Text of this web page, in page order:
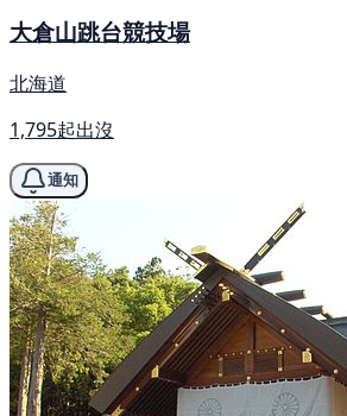
大倉山跳台競技場
北海道
1,795起出沒
通知